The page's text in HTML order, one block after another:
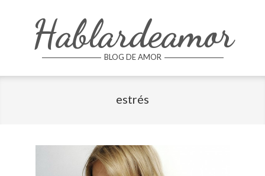
Hablardeamor
BLOG DE AMOR
estrés